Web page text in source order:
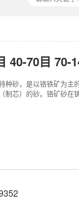
40-70目 70-
种砂，是以铬铁矿为主
制芯）的砂。铬矿砂在